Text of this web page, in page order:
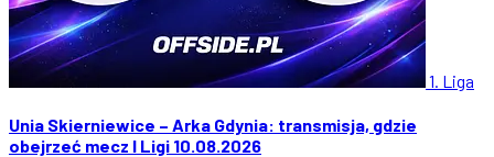
1. Liga
Unia Skierniewice – Arka Gdynia: transmisja, gdzie
obejrzeć mecz I Ligi 10.08.2026